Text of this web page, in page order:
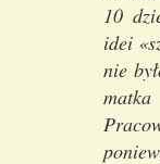
10
idei
nie